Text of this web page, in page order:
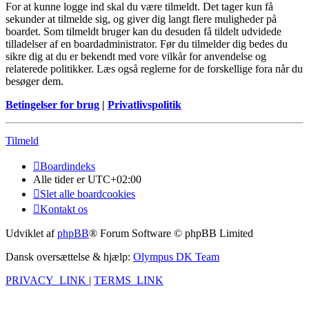
For at kunne logge ind skal du være tilmeldt. Det tager kun få
sekunder at tilmelde sig, og giver dig langt flere muligheder på
boardet. Som tilmeldt bruger kan du desuden få tildelt udvidede
tilladelser af en boardadministrator. Før du tilmelder dig bedes du
sikre dig at du er bekendt med vore vilkår for anvendelse og
relaterede politikker. Læs også reglerne for de forskellige fora når du
besøger dem.
Betingelser for brug | Privatlivspolitik
Tilmeld
Boardindeks
Alle tider erUTC+02:00
Slet alle boardcookies
Kontakt os
Udviklet afphpBB® Forum Software © phpBB Limited
Dansk oversættelse & hjælp: Olympus DK Team
PRIVACY_LINK | TERMS_LINK